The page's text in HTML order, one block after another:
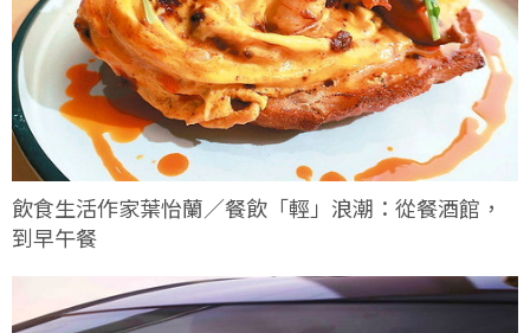
飲食生活作家葉怡蘭／餐飲「輕」浪潮：從餐酒館，
到早午餐